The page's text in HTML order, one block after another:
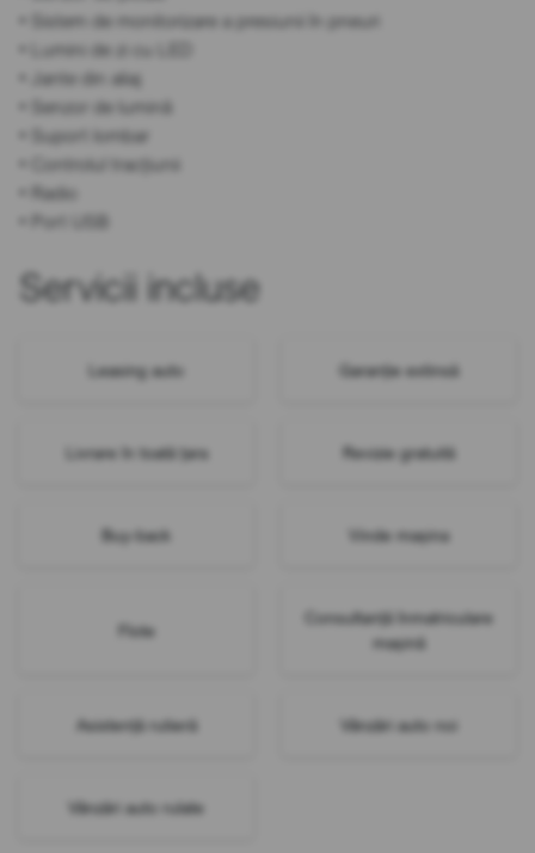
• Sistem de monitorizare a presiunii în pneuri
• Lumini de zi cu LED
• Jante din aliaj
• Senzor de lumină
• Suport lombar
• Controlul tracțiunii
• Radio
• Port USB
Servicii incluse
Leasing auto Garanție extinsă
Livrare în toată țara Revizie gratuită
Buy-back Vinde mașina
Flote
Consultanță înmatriculare
mașină
Asistență rutieră Vânzări auto noi
Vânzări auto rulate